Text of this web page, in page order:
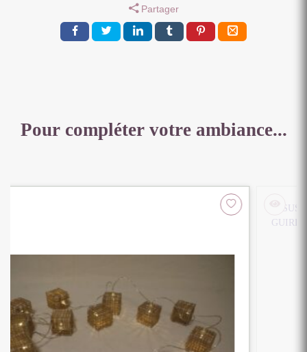
31
X
28
Partager
Pour compléter votre ambiance...